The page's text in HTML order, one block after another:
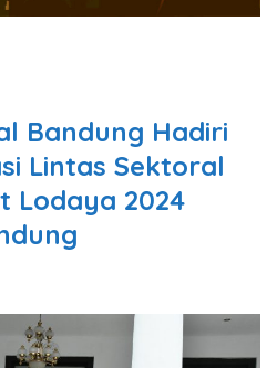
Bandung Hadiri
Lintas Sektoral
Lodaya 2024